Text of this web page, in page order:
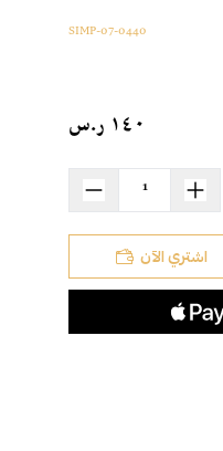
SIMP-07-0440
١٤٠ ر.س
اشتري الآن